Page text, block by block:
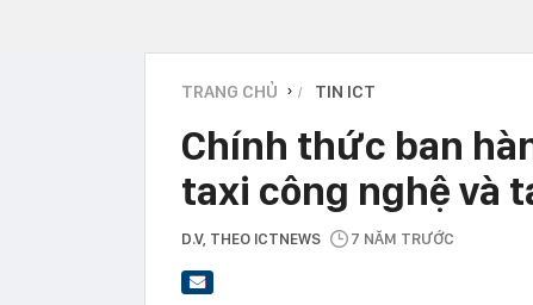
TRANG CHỦ › TIN ICT
Chính thức ban
taxi công nghệ và
D.V, THEO ICTNEWS 7 NĂM TRƯỚC